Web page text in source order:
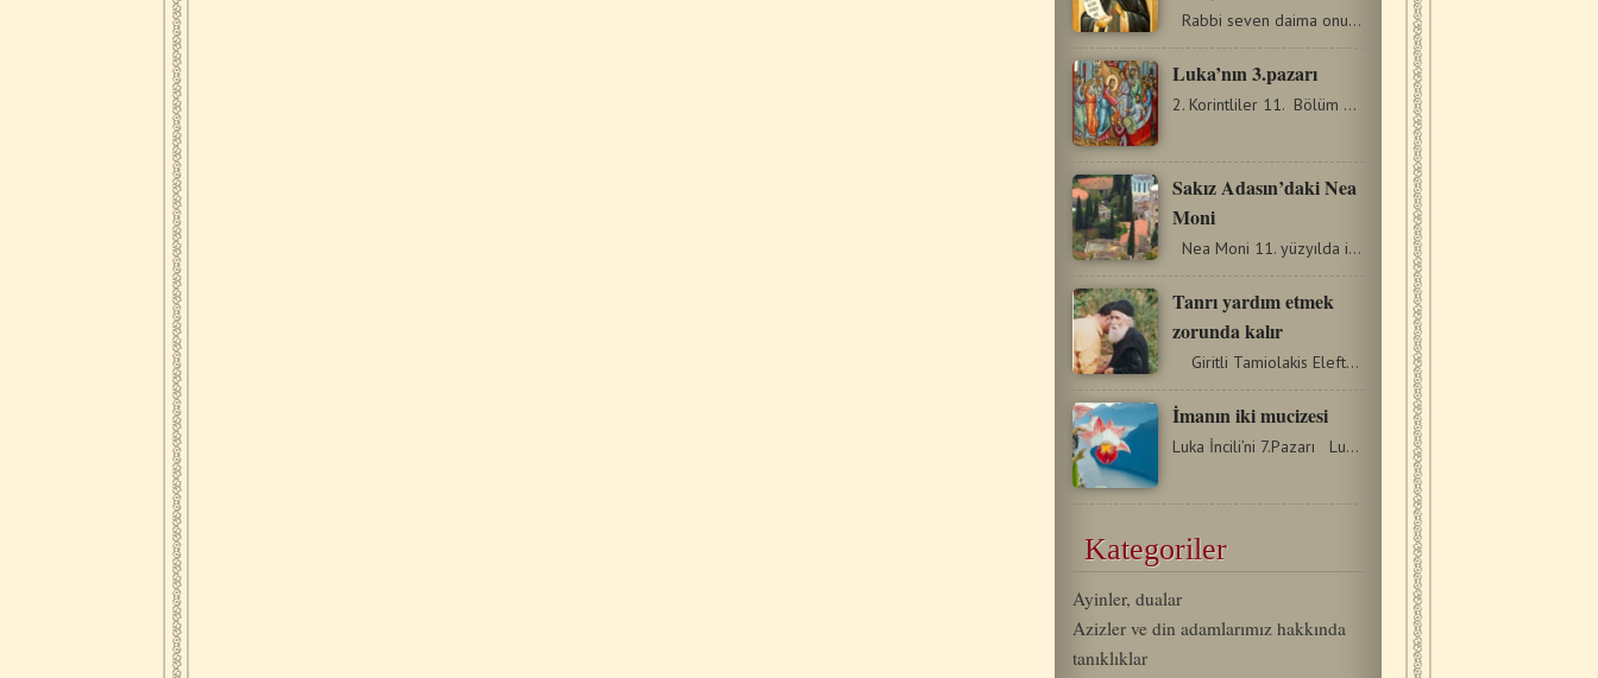
Rabbi seven daima onu anımsar ve Allah’ın anılması…
Luka’nın 3.pazarı
2. Korintliler 11. Bölüm 31Rab İsa'nın sonsuza dek övülecek…
Sakız Adasın’daki Nea
Moni
Nea Moni 11. yüzyılda inşa edilmiş(1042-1056 yılları…
Tanrı yardım etmek
zorunda kalır
Giritli Tamiolakis Elefteriu’nun tanıklığı : « Çok…
İmanın iki mucizesi
Luka İncili’ni 7.Pazarı Luka İncili 8:41–56 FAYDA…
Kategoriler
Ayinler, dualar
Azizler ve din adamlarımız hakkında
tanıklıklar